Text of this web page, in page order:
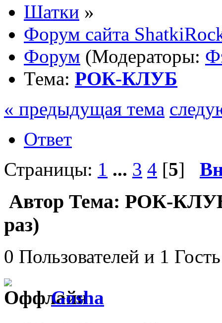
Шатки »
Форум сайта
Форум (Модераторы:
Тема: РОК-КЛУБ
« предыдущая тема
Ответ
Страницы: 1 ... 3 4 [5]
Автор Тема: РОК-
раз)
0 Пользователей и 1
Gosha